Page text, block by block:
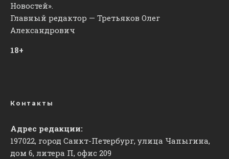
Новостей».
Главный редактор — Третьяков Олег
Александрович
18+
Контакты
Адрес редакции:
197022, город Санкт-Петербург, улица Чапыгина,
дом 6, литера П, офис 209